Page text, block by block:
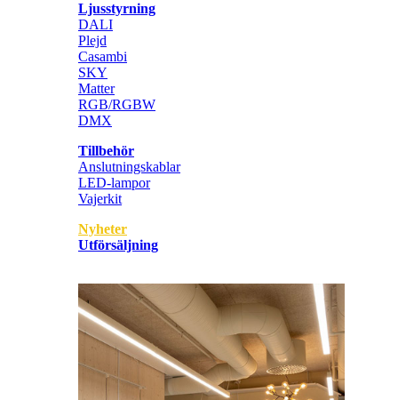
Ljusstyrning
DALI
Plejd
Casambi
SKY
Matter
RGB/RGBW
DMX
Tillbehör
Anslutningskablar
LED-lampor
Vajerkit
Nyheter
Utförsäljning